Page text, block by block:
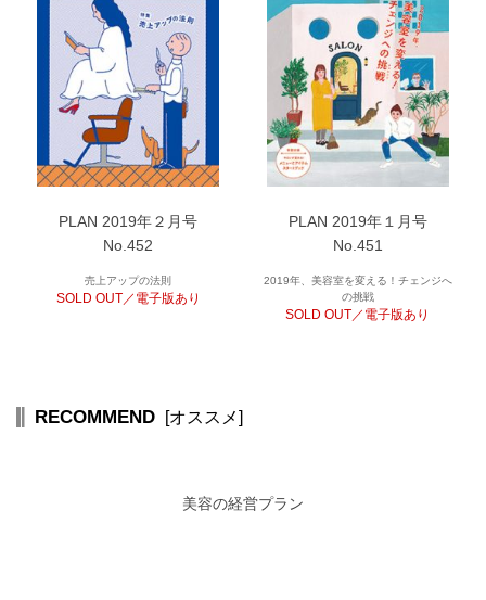
PLAN 2019年２月号
No.452
売上アップの法則
SOLD OUT／電子版あり
PLAN 2019年１月号
No.451
2019年、美容室を変える！チェンジへ
の挑戦
SOLD OUT／電子版あり
RECOMMEND [オススメ]
美容の経営プラン